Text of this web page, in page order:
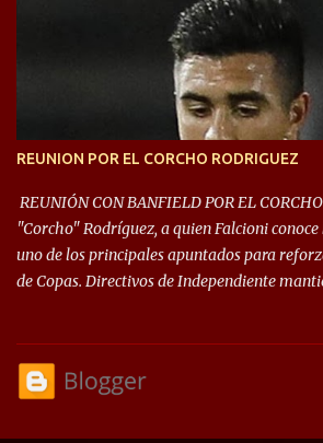
primeros de cada grupo jugarán los 8vos.
las fases de grupos de la
noche de Copas Rey! ⚽🇦🇹👑🏆.
REUNION POR EL CORCHO RODRIGUEZ
REUNIÓN CON BANFIELD POR EL
"Corcho" Rodríguez, a quien Falcioni
uno de los principales apuntados para
de Copas. Directivos de Independiente
préstamo con opción de compra pero, por lo
busca vender al menos el 50% del pase por
capitán que llegó a la final de la